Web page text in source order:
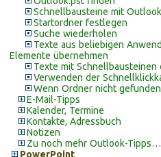
Schnellbausteine mit Outlook
Startordner festlegen
Suche wiederholen
Texte aus beliebigen
Elemente übernehmen
Texte mit
Verwenden der
Wenn Ordner nicht
E-Mail-Tipps
Kalender, Termine
Kontakte, Adressbuch
Notizen
Zu noch mehr Outlook-Tipps…
PowerPoint